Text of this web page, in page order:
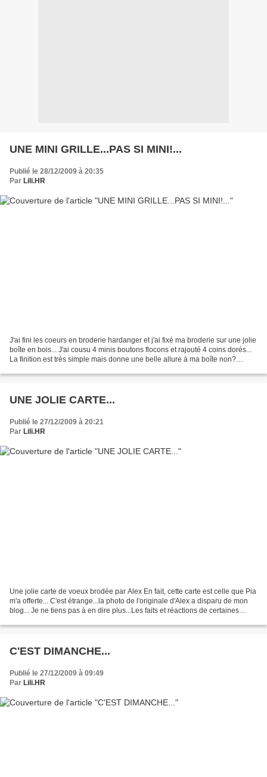
UNE MINI GRILLE...PAS SI MINI!...
Publié le 28/12/2009 à 20:35
Par Lili.HR
J'ai fini les coeurs en broderie hardanger et j'ai fixé ma broderie sur une jolie
boîte en bois... J'ai cousu 4 minis boutons flocons et rajouté 4 coins dorés...
La finition est très simple mais donne une belle allure à ma boîte non?
UNE JOLIE CARTE...
Publié le 27/12/2009 à 20:21
Par Lili.HR
Une jolie carte de voeux brodée par Alex En fait, cette carte est celle que Pia
m'a offerte... C'est étrange...la photo de l'originale d'Alex a disparu de mon
blog... Je ne tiens pas à en dire plus...Les faits et réactions de certaines
C'EST DIMANCHE...
Publié le 27/12/2009 à 09:49
Par Lili.HR